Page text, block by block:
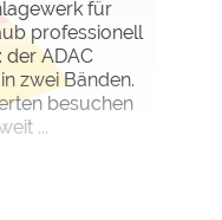
für
professionell
der ADAC
zwei Bänden.
besuchen
...